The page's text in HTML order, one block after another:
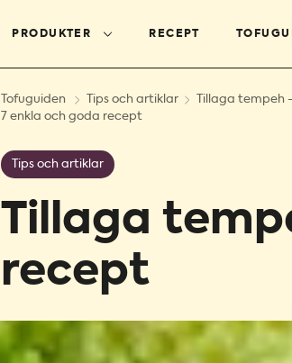
PRODUKTER RECEPT
Tofuguiden Tips och artiklar
Tillaga tempeh
7 enkla och goda recept
Tips och artiklar
Tillaga
recept